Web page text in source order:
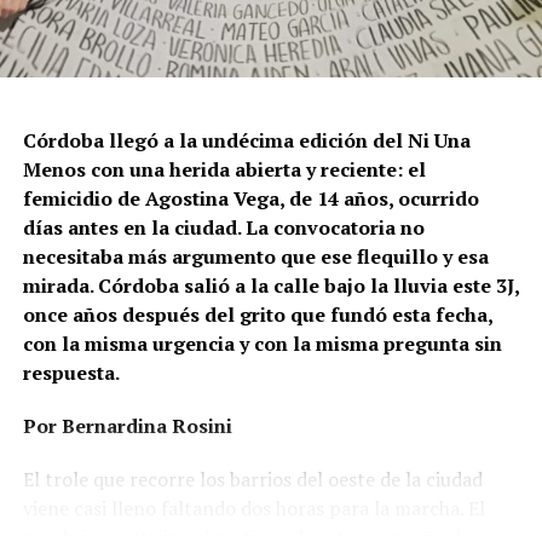
Ganar la vida: La historia de (no)
Córdoba llegó a la undécima edición del Ni Una
Menos con una herida abierta y reciente: el
femicidio de Agostina Vega, de 14 años, ocurrido
días antes en la ciudad. La convocatoria no
necesitaba más argumento que ese flequillo y esa
mirada. Córdoba salió a la calle bajo la lluvia este 3J,
once años después del grito que fundó esta fecha,
con la misma urgencia y con la misma pregunta sin
respuesta.
Por Bernardina Rosini
El trole que recorre los barrios del oeste de la ciudad